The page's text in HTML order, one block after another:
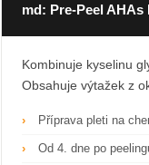
md: Pre-Peel AHAs
Kombinuje kyselinu
Obsahuje výtažek z
Příprava pleti na
Od 4. dne po